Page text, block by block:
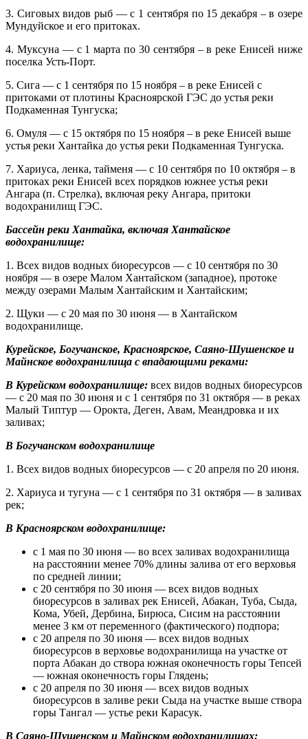
3. Сиговых видов рыб — с 1 сентября по 15 декабря – в озере
Мундуйское и его притоках.
4. Муксуна — с 1 марта по 30 сентября – в реке Енисей ниже
поселка Усть-Порт.
5. Сига — с 1 сентября по 15 ноября – в реке Енисей с
притоками от плотины Красноярской ГЭС до устья реки
Подкаменная Тунгуска;
6. Омуля — с 15 октября по 15 ноября – в реке Енисей выше
устья реки Хантайка до устья реки Подкаменная Тунгуска.
7. Хариуса, ленка, тайменя — с 10 сентября по 10 октября – в
притоках реки Енисей всех порядков южнее устья реки
Ангара (п. Стрелка), включая реку Ангара, притоки
водохранилищ ГЭС.
Бассейн реки Хантайка, включая Хантайское
водохранилище:
1. Всех видов водных биоресурсов — с 10 сентября по 30
ноября — в озере Малом Хантайском (западное), протоке
между озерами Малым Хантайским и Хантайским;
2. Щуки — с 20 мая по 30 июня — в Хантайском
водохранилище.
Курейское, Богучанское, Красноярское, Саяно-Шушенское и
Майнское водохранилища с впадающими реками:
В Курейском водохранилище: всех видов водных биоресурсов
— с 20 мая по 30 июня и с 1 сентября по 31 октября — в реках
Малый Типтур — Орокта, Деген, Авам, Меандровка и их
заливах;
В Богучанском водохранилище
1. Всех видов водных биоресурсов — с 20 апреля по 20 июня.
2. Хариуса и тугуна — с 1 сентября по 31 октября — в заливах
рек;
В Красноярском водохранилище:
с 1 мая по 30 июня — во всех заливах водохранилища
на расстоянии менее 70% длины залива от его верховья
по средней линии;
с 20 сентября по 30 июня — всех видов водных
биоресурсов в заливах рек Енисей, Абакан, Туба, Сыда,
Кома, Убей, Дербина, Бирюса, Сисим на расстоянии
менее 3 км от переменного (фактического) подпора;
с 20 апреля по 30 июня — всех видов водных
биоресурсов в верховье водохранилища на участке от
порта Абакан до створа южная оконечность горы Тепсей
— южная оконечность горы Глядень;
с 20 апреля по 30 июня — всех видов водных
биоресурсов в заливе реки Сыда на участке выше створа
горы Тангал — устье реки Карасук.
В Саяно-Шушенском и Майнском водохранилищах: